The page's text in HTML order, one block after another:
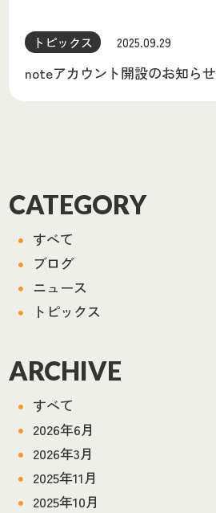
CATEGORY
すべて
ブログ
ニュース
トピックス
ARCHIVE
すべて
2026年6月
2026年3月
2025年11月
2025年10月
トピックス 2025.09.29
noteアカウント開設のお知らせ